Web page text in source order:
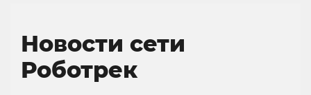
Новости сети
Роботрек